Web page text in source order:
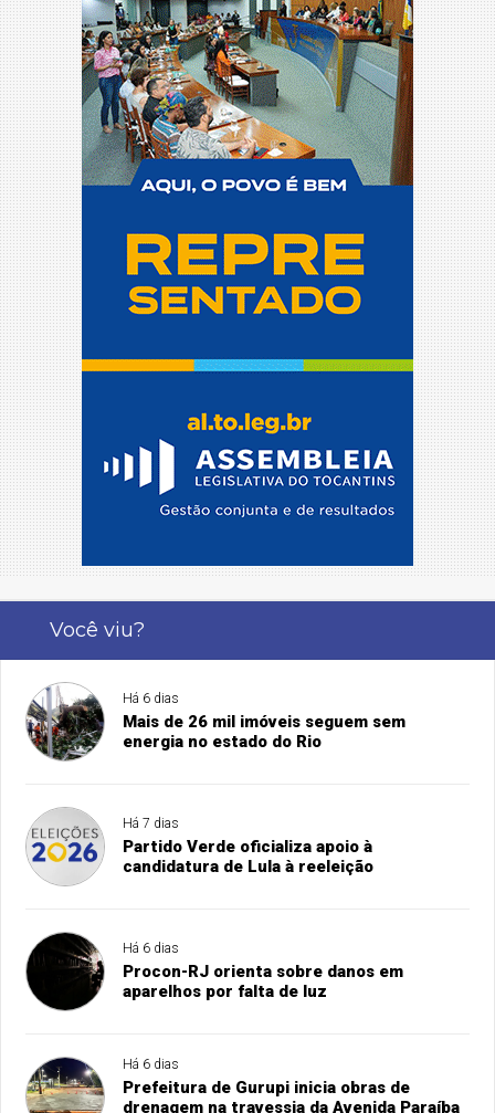
Você viu?
Há 6 dias
Mais de 26 mil imóveis seguem sem
energia no estado do Rio
Há 7 dias
Partido Verde oficializa apoio à
candidatura de Lula à reeleição
Há 6 dias
Procon-RJ orienta sobre danos em
aparelhos por falta de luz
Há 6 dias
Prefeitura de Gurupi inicia obras de
drenagem na travessia da Avenida Paraíba